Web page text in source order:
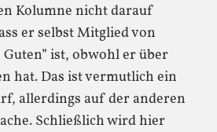
Kolumne nicht darauf
er selbst Mitglied von
Guten” ist, obwohl er über
hat. Das ist vermutlich ein
allerdings auf der anderen
Schließlich wird hier